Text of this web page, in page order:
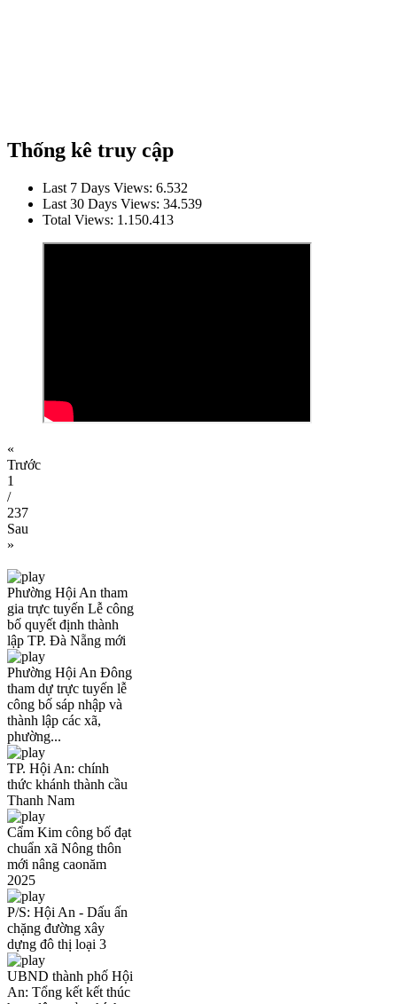
Thống kê truy cập
Last 7 Days Views: 6.532
Last 30 Days Views: 34.539
Total Views: 1.150.413
«
Trước
1
/
237
Sau
»
Phường Hội An tham
gia trực tuyến Lễ công
bố quyết định thành
lập TP. Đà Nẵng mới
Phường Hội An Đông
tham dự trực tuyến lễ
công bố sáp nhập và
thành lập các xã,
phường...
TP. Hội An: chính
thức khánh thành cầu
Thanh Nam
Cẩm Kim công bố đạt
chuẩn xã Nông thôn
mới nâng caonăm
2025
P/S: Hội An - Dấu ấn
chặng đường xây
dựng đô thị loại 3
UBND thành phố Hội
An: Tổng kết kết thúc